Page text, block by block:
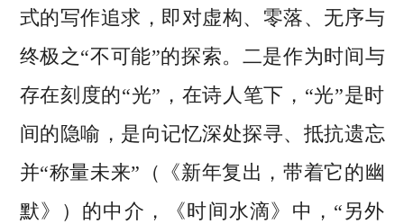
式的写作追求，即对虚构、零落、无序与
终极之“不可能”的探索。二是作为时间与
存在刻度的“光”，在诗人笔下，“光”是时
间的隐喻，是向记忆深处探寻、抵抗遗忘
并“称量未来”（《新年复出，带着它的幽
默》）的中介，《时间水滴》中，“另外